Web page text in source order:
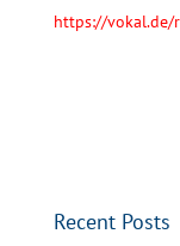
https://vokal.de/
Recent Posts